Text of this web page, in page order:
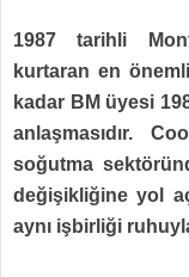
1987 tarihli
kurtaran en
kadar BM üyesi
anlaşmasıdır.
soğutma
değişikliğine yol
aynı işbirliği